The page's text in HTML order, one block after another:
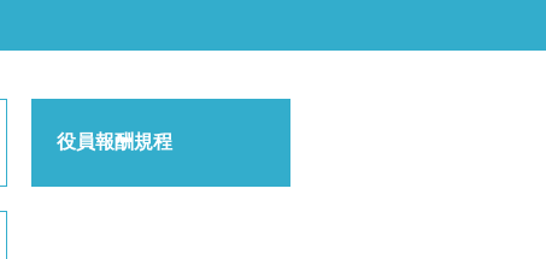
役員報酬規程